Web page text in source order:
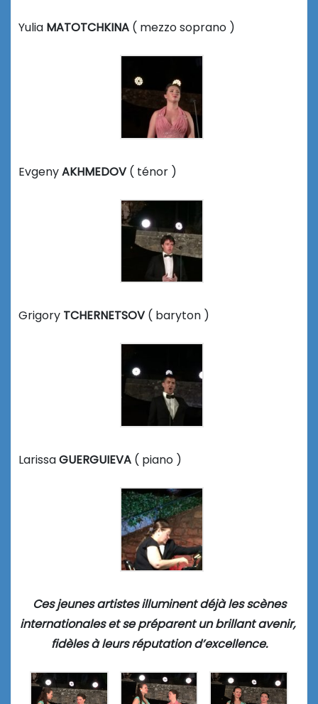
Yulia MATOTCHKINA ( mezzo soprano )
EvgenyAKHMEDOV ( ténor )
Grigory TCHERNETSOV ( baryton )
LarissaGUERGUIEVA ( piano )
Ces jeunes artistes illuminent déjà les scènes
internationales et se préparent un brillant avenir,
fidèles à leurs réputation d’excellence.